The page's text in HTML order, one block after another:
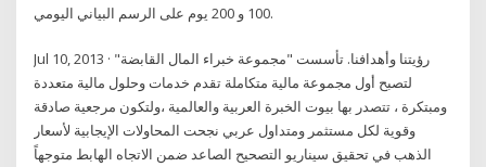
100 و 200 يوم على الرسم البياني اليومي.
Jul 10, 2013 · رؤيتنا وأهدافنا. تأسست "مجموعة خبراء المال القابضة"
لتصبح أول مجموعة مالية متكاملة تقدم خدمات وحلول مالية متعددة
ومبتكرة ، تتصدر بها بيوت الخبرة العربية والعالمية ،ولتكون مرجعية صادقة
وقوية لكل مستثمر ومتداول عربي نجحت المحاولات الإيجابية لأسعار
الذهب في تحقيق سيناريو التصحيح الصاعد ضمن الاتجاه الهابط متوجهاً